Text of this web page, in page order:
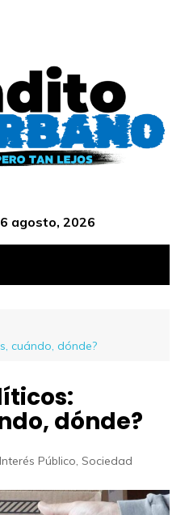
agosto, 2026
cuándo, dónde?
dónde?
Interés Público, Sociedad